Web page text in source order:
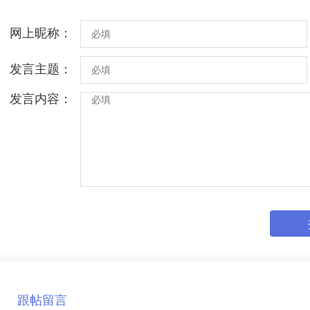
网上昵称：
发言主题：
发言内容：
跟帖留言